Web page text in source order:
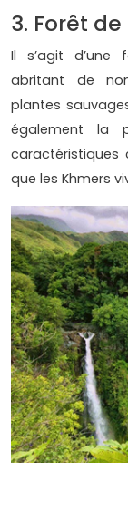
3. Forêt
Il s’agit d’une
abritant de
plantes
également la
caractéristiques
que les Khmers